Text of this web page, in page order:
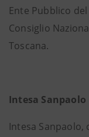
Ente Pubblico
Consiglio
Toscana.
Intesa Sanpaolo
Intesa